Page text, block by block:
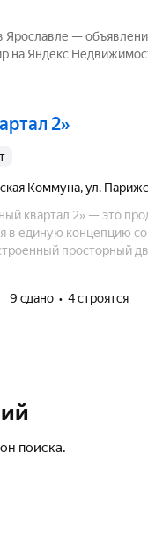
—
на Яндекс
2»
Коммуна,ул.
квартал 2» — это
в единую концепцию
просторный
9 сдано 4 строятся
поиска.